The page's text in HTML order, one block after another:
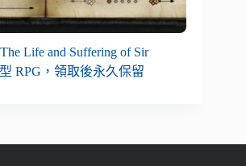
Life and Suffering of Sir
RPG，領取後永久保留